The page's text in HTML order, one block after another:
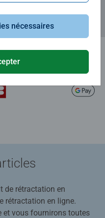
de rétractation en
rétractation en ligne.
et vous fournirons toutes
nécessaires